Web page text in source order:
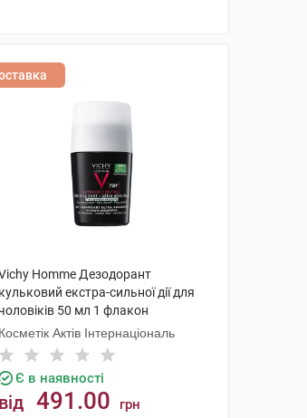
Homme Дезодорант
кульковий екстра-сильної дії для
50 мл 1 флакон
Косметік Актів Інтернаціональ
Є в наявності
від 491.00 грн